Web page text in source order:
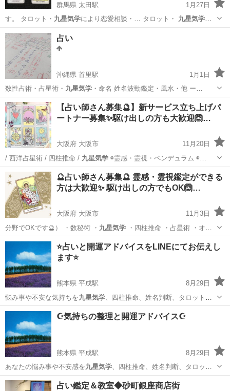
群馬県 太田駅
1月27日
す。 タロット・ 九星気学 により恋愛相談・… タロット・ 九星気学に
より、下記事項…
群馬 太田市
占い
沖縄県 首里駅
1月1日
数性占術・占星術・ 九星気学 ・命名 姓名波動鑑定・風水・他 ー…
沖縄 島尻郡 首里駅 占い
【占い師さん募集🔮】新サービス立ち上げパ
ートナー募集✨駆け出しの方も大歓迎🙆‍…
大阪府 大阪市
11月20日
/ 西洋占星術 / 四柱推命 / 九星気学◉霊感・霊視・ペンデュラム ◉…
大阪市 悩み相談 占い師
🔮占い師さん募集🔮 霊感・霊視鑑定ができる
方は大歓迎✨ 駆け出しの方でもOK🙆…
大阪府 大阪市
11月3日
分野でOKです🔮） ・数秘術 ・ 九星気学・四柱推命 ・占星術 ・オ
ラ…
大阪 大阪市 その他 霊感
⭐️占いと開運アドバイスをLINEにてお伝えし
ます⭐️
熊本県 平成駅
8月29日
悩み事や不安な気持ちを九星気学、四柱推命、姓名判断、タロットに
て鑑…
熊本 熊本市 平成駅 占い 姓名判断
☪️気持ちの整理と開運アドバイス☪️
熊本県 平成駅
8月29日
あなたの悩み事や不安感を九星気学、四柱推命、姓名判断、タロット
にて鑑…
熊本 熊本市 平成駅 カウンセリング 姓名判断
占い鑑定＆教室◆砂町銀座商店街